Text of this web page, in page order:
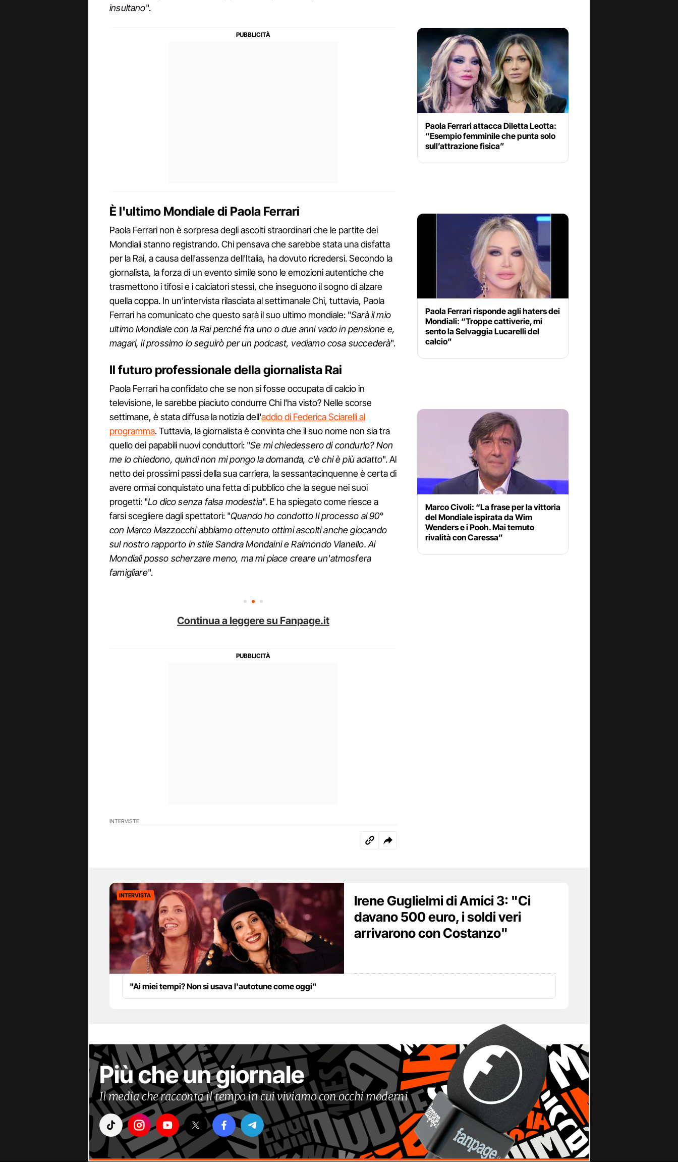
insultano".
È l'ultimo Mondiale di Paola Ferrari
Paola Ferrari non è sorpresa degli ascolti straordinari che le partite dei
Mondiali stanno registrando. Chi pensava che sarebbe stata una disfatta
per la Rai, a causa dell'assenza dell'Italia, ha dovuto ricredersi. Secondo la
giornalista, la forza di un evento simile sono le emozioni autentiche che
trasmettono i tifosi e i calciatori stessi, che inseguono il sogno di alzare
quella coppa. In un'intervista rilasciata al settimanale Chi, tuttavia, Paola
Ferrari ha comunicato che questo sarà il suo ultimo mondiale: "Sarà il mio
ultimo Mondiale con la Rai perché fra uno o due anni vado in pensione e,
magari, il prossimo lo seguirò per un podcast, vediamo cosa succederà".
Il futuro professionale della giornalista Rai
Paola Ferrari ha confidato che se non si fosse occupata di calcio in
televisione, le sarebbe piaciuto condurre Chi l'ha visto? Nelle scorse
settimane, è stata diffusa la notizia dell'addio di Federica Sciarelli al
programma. Tuttavia, la giornalista è convinta che il suo nome non sia tra
quello dei papabili nuovi conduttori: "Se mi chiedessero di condurlo? Non
me lo chiedono, quindi non mi pongo la domanda, c'è chi è più adatto". Al
netto dei prossimi passi della sua carriera, la sessantacinquenne è certa di
avere ormai conquistato una fetta di pubblico che la segue nei suoi
progetti: "Lo dico senza falsa modestia". E ha spiegato come riesce a
farsi scegliere dagli spettatori: "Quando ho condotto Il processo al 90°
con Marco Mazzocchi abbiamo ottenuto ottimi ascolti anche giocando
sul nostro rapporto in stile Sandra Mondaini e Raimondo Vianello. Ai
Mondiali posso scherzare meno, ma mi piace creare un'atmosfera
famigliare".
Continua a leggere su Fanpage.it
INTERVISTE
Paola Ferrari attacca Diletta Leotta:
“Esempio femminile che punta solo
sull’attrazione fisica”
Paola Ferrari risponde agli haters dei
Mondiali: “Troppe cattiverie, mi
sento la Selvaggia Lucarelli del
calcio”
Marco Civoli: “La frase per la vittoria
del Mondiale ispirata da Wim
Wenders e i Pooh. Mai temuto
rivalità con Caressa”
INTERVISTA
Irene Guglielmi di Amici 3: "Ci
davano 500 euro, i soldi veri
arrivarono con Costanzo"
"Ai miei tempi? Non si usava l'autotune come oggi"
Più che un giornale
Il media che racconta il tempo in cui viviamo con occhi moderni